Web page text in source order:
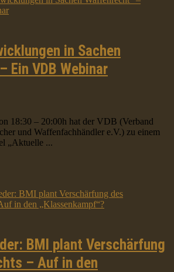
in Sachen
Ein VDB Webinar
18:30 – 20:00h hat der VDB (Verband
und Waffenfachhändler e.V.) zu einem
„Aktuelle ...
BMI plant Verschärfung
– Auf in den